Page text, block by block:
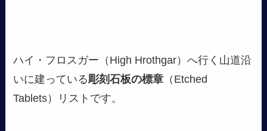
ハイ・フロスガー（High Hrothgar）へ行く山道沿
いに建っている彫刻石板の標章 （Etched
Tablets）リストです。